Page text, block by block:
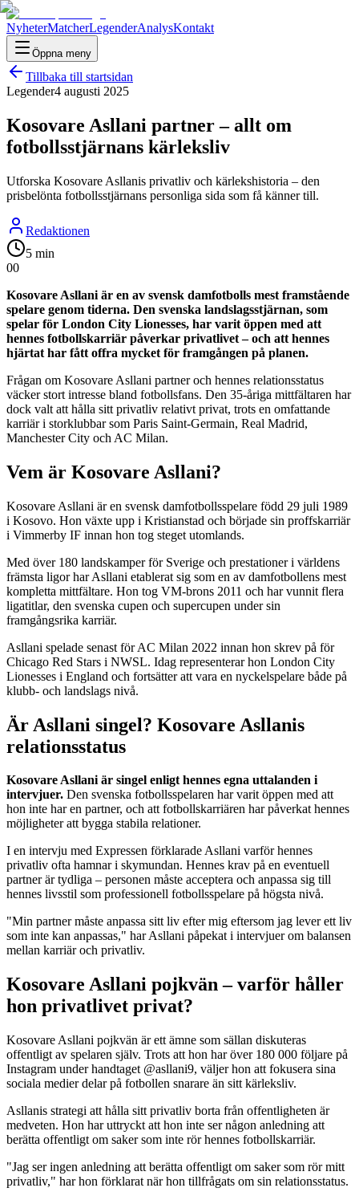
NyheterMatcherLegenderAnalysKontakt
Öppna meny
Tillbaka till startsidan
Legender4 augusti 2025
Kosovare Asllani partner – allt om
fotbollsstjärnans kärleksliv
Utforska Kosovare Asllanis privatliv och kärlekshistoria – den
prisbelönta fotbollsstjärnans personliga sida som få känner till.
Redaktionen
5 min
00
Kosovare Asllani är en av svensk damfotbolls mest framstående
spelare genom tiderna. Den svenska landslagsstjärnan, som
spelar för London City Lionesses, har varit öppen med att
hennes fotbollskarriär påverkar privatlivet – och att hennes
hjärtat har fått offra mycket för framgången på planen.
Frågan om Kosovare Asllani partner och hennes relationsstatus
väcker stort intresse bland fotbollsfans. Den 35-åriga mittfältaren har
dock valt att hålla sitt privatliv relativt privat, trots en omfattande
karriär i storklubbar som Paris Saint-Germain, Real Madrid,
Manchester City och AC Milan.
Vem är Kosovare Asllani?
Kosovare Asllani är en svensk damfotbollsspelare född 29 juli 1989
i Kosovo. Hon växte upp i Kristianstad och började sin proffskarriär
i Vimmerby IF innan hon tog steget utomlands.
Med över 180 landskamper för Sverige och prestationer i världens
främsta ligor har Asllani etablerat sig som en av damfotbollens mest
kompletta mittfältare. Hon tog VM-brons 2011 och har vunnit flera
ligatitlar, den svenska cupen och supercupen under sin
framgångsrika karriär.
Asllani spelade senast för AC Milan 2022 innan hon skrev på för
Chicago Red Stars i NWSL. Idag representerar hon London City
Lionesses i England och fortsätter att vara en nyckelspelare både på
klubb- och landslags nivå.
Är Asllani singel? Kosovare Asllanis
relationsstatus
Kosovare Asllani är singel enligt hennes egna uttalanden i
intervjuer. Den svenska fotbollsspelaren har varit öppen med att
hon inte har en partner, och att fotbollskarriären har påverkat hennes
möjligheter att bygga stabila relationer.
I en intervju med Expressen förklarade Asllani varför hennes
privatliv ofta hamnar i skymundan. Hennes krav på en eventuell
partner är tydliga – personen måste acceptera och anpassa sig till
hennes livsstil som professionell fotbollsspelare på högsta nivå.
"Min partner måste anpassa sitt liv efter mig eftersom jag lever ett liv
som inte kan anpassas," har Asllani påpekat i intervjuer om balansen
mellan karriär och privatliv.
Kosovare Asllani pojkvän – varför håller
hon privatlivet privat?
Kosovare Asllani pojkvän är ett ämne som sällan diskuteras
offentligt av spelaren själv. Trots att hon har över 180 000 följare på
Instagram under handtaget @asllani9, väljer hon att fokusera sina
sociala medier delar på fotbollen snarare än sitt kärleksliv.
Asllanis strategi att hålla sitt privatliv borta från offentligheten är
medveten. Hon har uttryckt att hon inte ser någon anledning att
berätta offentligt om saker som inte rör hennes fotbollskarriär.
"Jag ser ingen anledning att berätta offentligt om saker som rör mitt
privatliv," har hon förklarat när hon tillfrågats om sin relationsstatus.